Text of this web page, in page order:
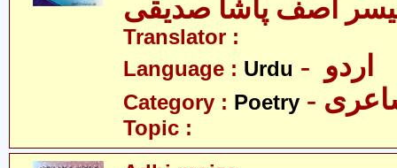
آصف پاشا صدیقی
Translator :
Language : Urdu
Category : Poetry
Topic :